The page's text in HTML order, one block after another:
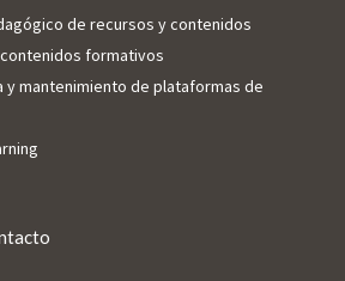
de recursos y contenidos
formativos
y mantenimiento de plataformas de